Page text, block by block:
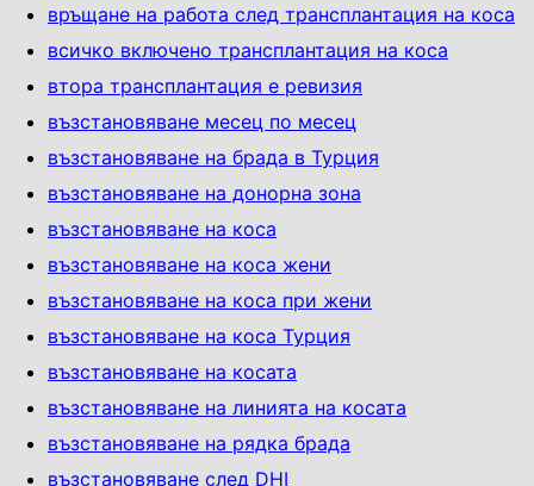
връщане на работа след трансплантация на коса
всичко включено трансплантация на коса
втора трансплантация е ревизия
възстановяване месец по месец
възстановяване на брада в Турция
възстановяване на донорна зона
възстановяване на коса
възстановяване на коса жени
възстановяване на коса при жени
възстановяване на коса Турция
възстановяване на косата
възстановяване на линията на косата
възстановяване на рядка брада
възстановяване след DHI